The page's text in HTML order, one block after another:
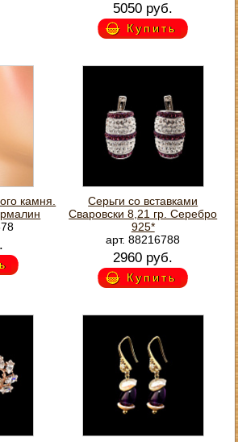
5050 руб.
Купить
камня.
Серьги со вставками
Сваровски 8,21 гр. Серебро
925*
арт. 88216788
2960 руб.
Купить